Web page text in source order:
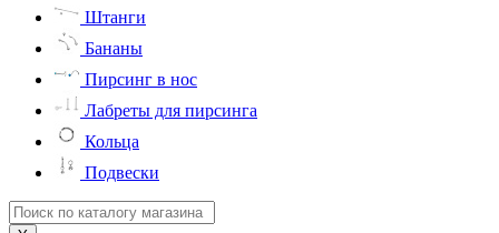
Штанги
Бананы
Пирсинг в нос
Лабреты для пирсинга
Кольца
Подвески